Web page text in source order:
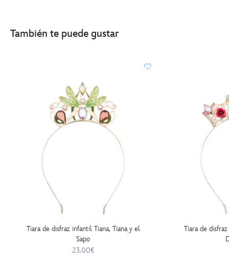
También te puede gustar
Tiara de disfraz infantil Tiana, Tiana y el
Sapo
23.00€
Tiara de